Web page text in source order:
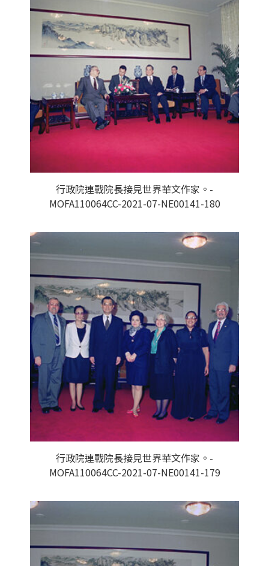
行政院連戰院長接見世界華文作家。-
MOFA110064CC-2021-07-NE00141-180
行政院連戰院長接見世界華文作家。-
MOFA110064CC-2021-07-NE00141-179